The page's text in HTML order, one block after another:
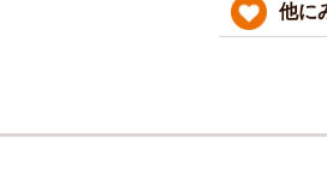
他に